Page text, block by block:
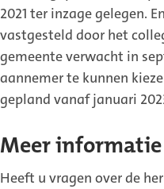
2021 ter inzage gelegen.
vastgesteld door het
gemeente verwacht in
aannemer te kunnen
gepland vanaf januari
Meer informatie
Heeft u vragen over de